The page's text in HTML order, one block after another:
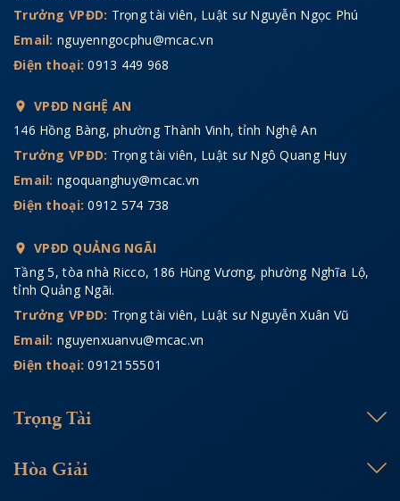
Trưởng VPĐD: Trọng tài viên, Luật sư Nguyễn Ngọc Phú
Email: nguyenngocphu@mcac.vn
Điện thoại:0913 449 968
VPĐD NGHỆ AN
146 Hồng Bàng, phường Thành Vinh, tỉnh Nghệ An
Trưởng VPĐD: Trọng tài viên, Luật sư Ngô Quang Huy
Email: ngoquanghuy@mcac.vn
Điện thoại:0912 574 738
VPĐD QUẢNG NGÃI
Tầng 5, tòa nhà Ricco, 186 Hùng Vương, phường Nghĩa Lộ,
tỉnh Quảng Ngãi.
Trưởng VPĐD: Trọng tài viên, Luật sư Nguyễn Xuân Vũ
Email: nguyenxuanvu@mcac.vn
Điện thoại:0912155501
Trọng Tài
Hòa Giải